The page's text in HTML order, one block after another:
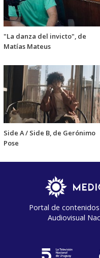
"La danza del invicto", de
Matías Mateus
Side A / Side B, de Gerónimo
Pose
Portal de
Audiovisual